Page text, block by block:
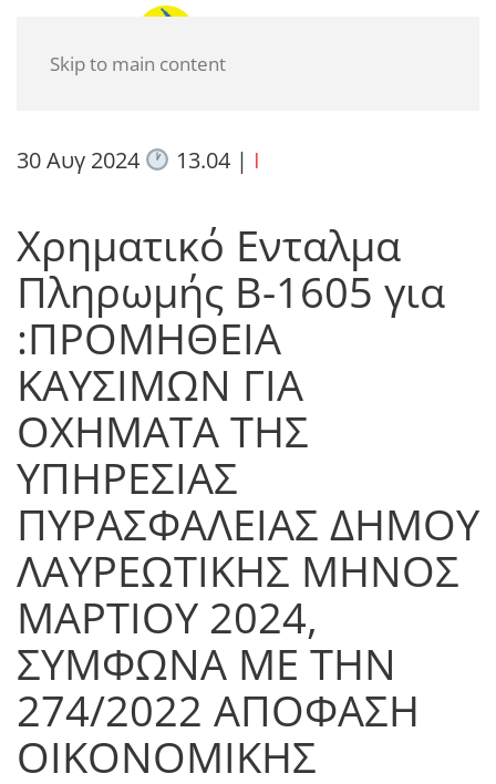
Skip to main content
30 Αυγ 2024 13.04| I
Χρηματικό Ενταλμα
Πληρωμής Β-1605 για
:ΠΡΟΜΗΘΕΙΑ
ΚΑΥΣΙΜΩΝ ΓΙΑ
ΟΧΗΜΑΤΑ ΤΗΣ
ΥΠΗΡΕΣΙΑΣ
ΠΥΡΑΣΦΑΛΕΙΑΣ ΔΗΜΟΥ
ΛΑΥΡΕΩΤΙΚΗΣ ΜΗΝΟΣ
ΜΑΡΤΙΟΥ 2024,
ΣΥΜΦΩΝΑ ΜΕ ΤΗΝ
274/2022 ΑΠΟΦΑΣΗ
ΟΙΚΟΝΟΜΙΚΗΣ